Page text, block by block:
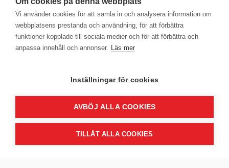
Em home Club
Medlemsvillkor
Retur & reklamation
Kontakt
Kontakta oss
Vi använder cookies för att samla in och analysera information om
webbplatsens prestanda och användning, för att förbättra
funktioner kopplade till sociala medier och för att förbättra och
anpassa innehåll och annonser. Läs mer
Inställningar för cookies
AVBÖJ ALLA COOKIES
TILLÅT ALLA COOKIES